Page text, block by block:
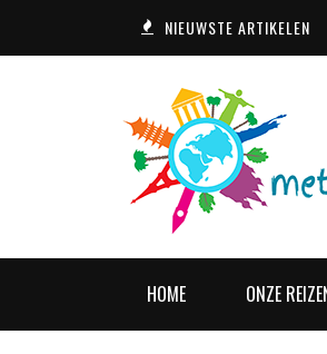
NIEUWSTE ARTIKELEN
HOME ONZE